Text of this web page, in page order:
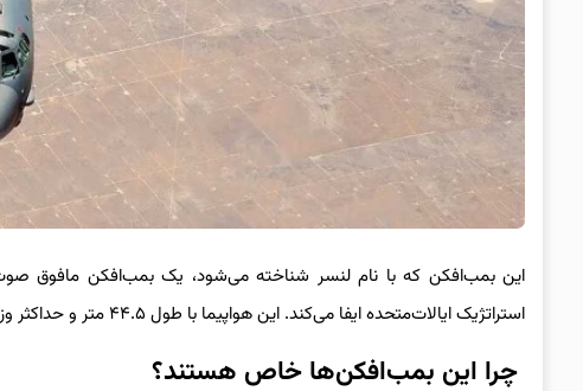
این بمب‌افکن که با نام لنسر شناخته می‌شود، یک بمب‌افکن مافوق
استراتژیک ایالات‌متحده ایفا می‌کند. این هواپیما با طول ۴۴.۵ متر و حداکثر وزن برخاست حدود ۲۱۶ تن، ترکیبی از سرعت، قدرت و فناوری پیشرفته است.
چرا این بمب‌افکن‌ها خاص هستند؟